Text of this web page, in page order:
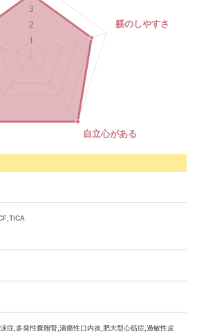
症,多発性嚢胞腎,潰瘍性口内炎,肥大型心筋症,過敏性皮